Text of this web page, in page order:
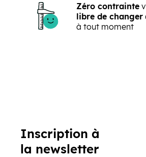
Zéro contrainte
libre de changer
à tout moment
Inscription à
la newsletter